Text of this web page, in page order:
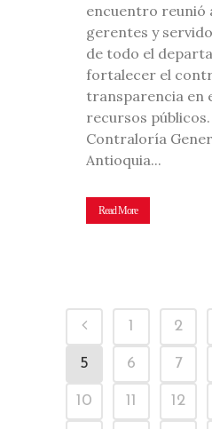
encuentro reunió
gerentes y
de todo el
fortalecer el
transparencia en
recursos
Contraloría
Antioquia...
Read More
1 2
5 6 7
10 11 12